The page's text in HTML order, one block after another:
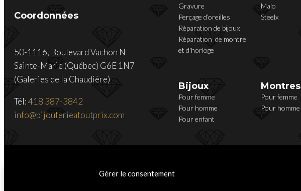
Gérer le consentement
Coordonnées
50-1116, Boulevard Vachon N
Sainte-Marie (Québec) G6E 1N7
(Galeries de la Chaudière)
Tél:418 387-3842
info@bijouterieatoutprix.com
Gravure
Perçage d’oreilles
Réparation de bijoux
Réparation de montre
et d'horloge
Malo
Steelx
Bijoux
Pour femme
Pour homme
Pour enfant
Montres
Pour femme
Pour homme